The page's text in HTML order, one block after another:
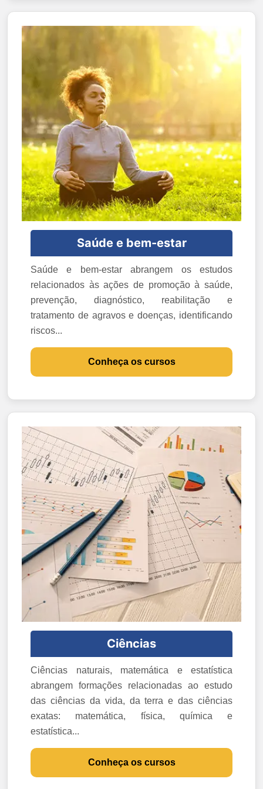
Saúde e bem-estar
Saúde e bem-estar abrangem os estudos
relacionados às ações de promoção à saúde,
prevenção, diagnóstico, reabilitação e
tratamento de agravos e doenças, identificando
riscos...
Conheça os cursos
Ciências
Ciências naturais, matemática e estatística
abrangem formações relacionadas ao estudo
das ciências da vida, da terra e das ciências
exatas: matemática, física, química e
estatística...
Conheça os cursos